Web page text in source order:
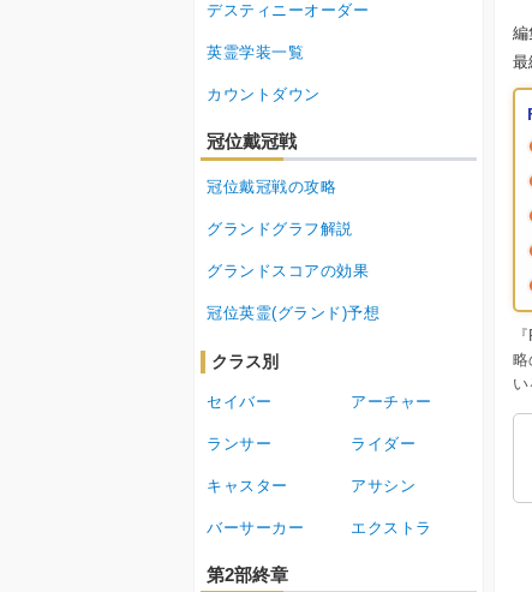
編
最
略
い
デスティニーオーダー
英霊学装一覧
カウントダウン
冠位戴冠戦
冠位戴冠戦の攻略
グランドグラフ解説
グランドスコアの効果
冠位英霊(グランド)予想
クラス別
セイバー アーチャー
ランサー ライダー
キャスター アサシン
バーサーカー エクストラ
第2部終章